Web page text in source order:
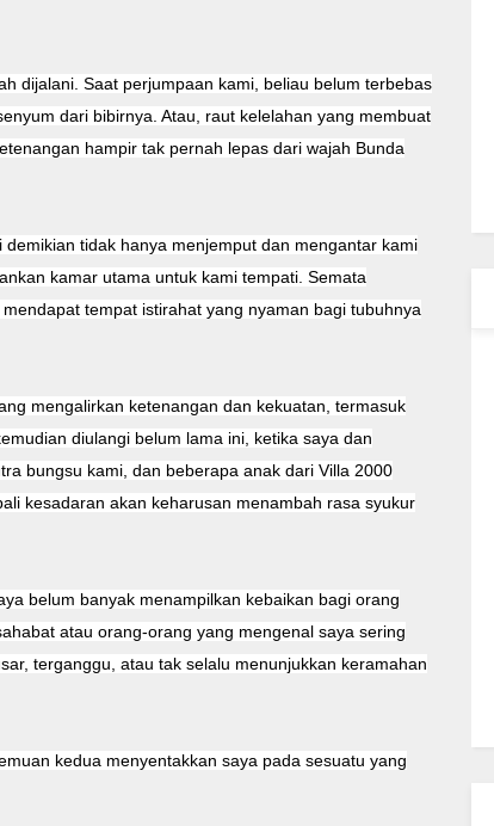
dijalani. Saat perjumpaan kami, beliau belum terbebas
dari bibirnya. Atau, raut kelelahan yang membuat
hampir tak pernah lepas dari wajah Bunda
tidak hanya menjemput dan mengantar kami
kamar utama untuk kami tempati. Semata
tempat istirahat yang nyaman bagi tubuhnya
mengalirkan ketenangan dan kekuatan, termasuk
diulangi belum lama ini, ketika saya dan
bungsu kami, dan beberapa anak dari Villa 2000
kesadaran akan keharusan menambah rasa syukur
belum banyak menampilkan kebaikan bagi orang
atau orang-orang yang mengenal saya sering
terganggu, atau tak selalu menunjukkan keramahan
kedua menyentakkan saya pada sesuatu yang